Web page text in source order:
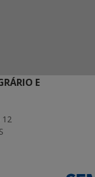
E
12